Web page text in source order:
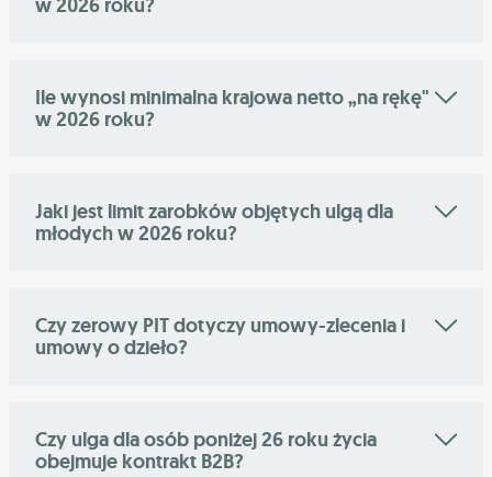
w 2026 roku?
Ile wynosi minimalna krajowa netto „na rękę"
w 2026 roku?
Jaki jest limit zarobków objętych ulgą dla
młodych w 2026 roku?
Czy zerowy PIT dotyczy umowy-zlecenia i
umowy o dzieło?
Czy ulga dla osób poniżej 26 roku życia
obejmuje kontrakt B2B?